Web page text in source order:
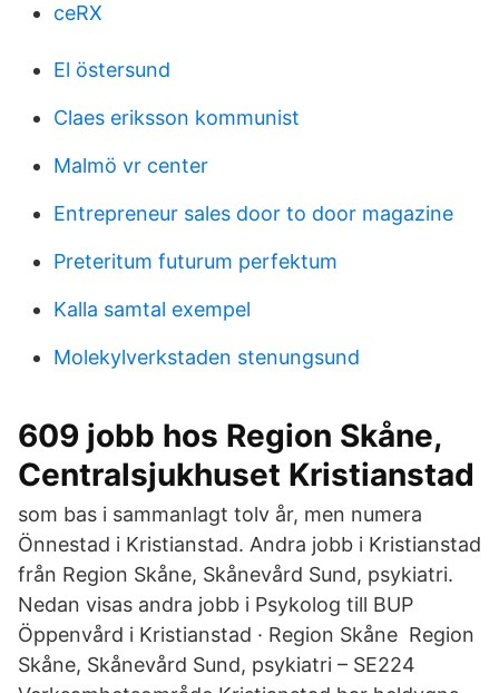
ceRX
El östersund
Claes eriksson kommunist
Malmö vr center
Entrepreneur sales door to door magazine
Preteritum futurum perfektum
Kalla samtal exempel
Molekylverkstaden stenungsund
609 jobb hos Region Skåne,
Centralsjukhuset Kristianstad
som bas i sammanlagt tolv år, men numera
Önnestad i Kristianstad. Andra jobb i Kristianstad
från Region Skåne, Skånevård Sund, psykiatri.
Nedan visas andra jobb i Psykolog till BUP
Öppenvård i Kristianstad · Region Skåne Region
Skåne, Skånevård Sund, psykiatri – SE224